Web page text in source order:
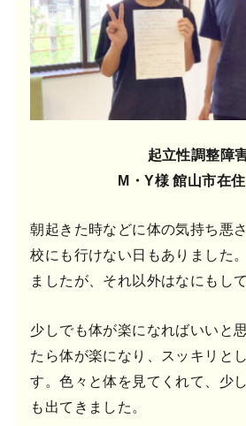
起立性調整障
M・Y様 館山市在
朝起きた時などに体の気持ち悪
校にも行けない日もありました
ましたが、それ以外はなにもし
少しでも体が楽になればいいと
たら体が楽になり、スッキリと
す。色々と体を見てくれて、少
も出てきました。